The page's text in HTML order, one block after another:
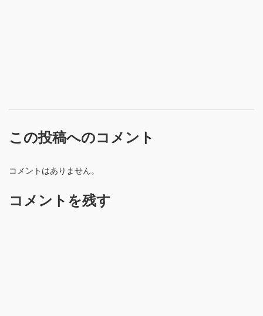
この投稿へのコメント
コメントはありません。
コメントを残す